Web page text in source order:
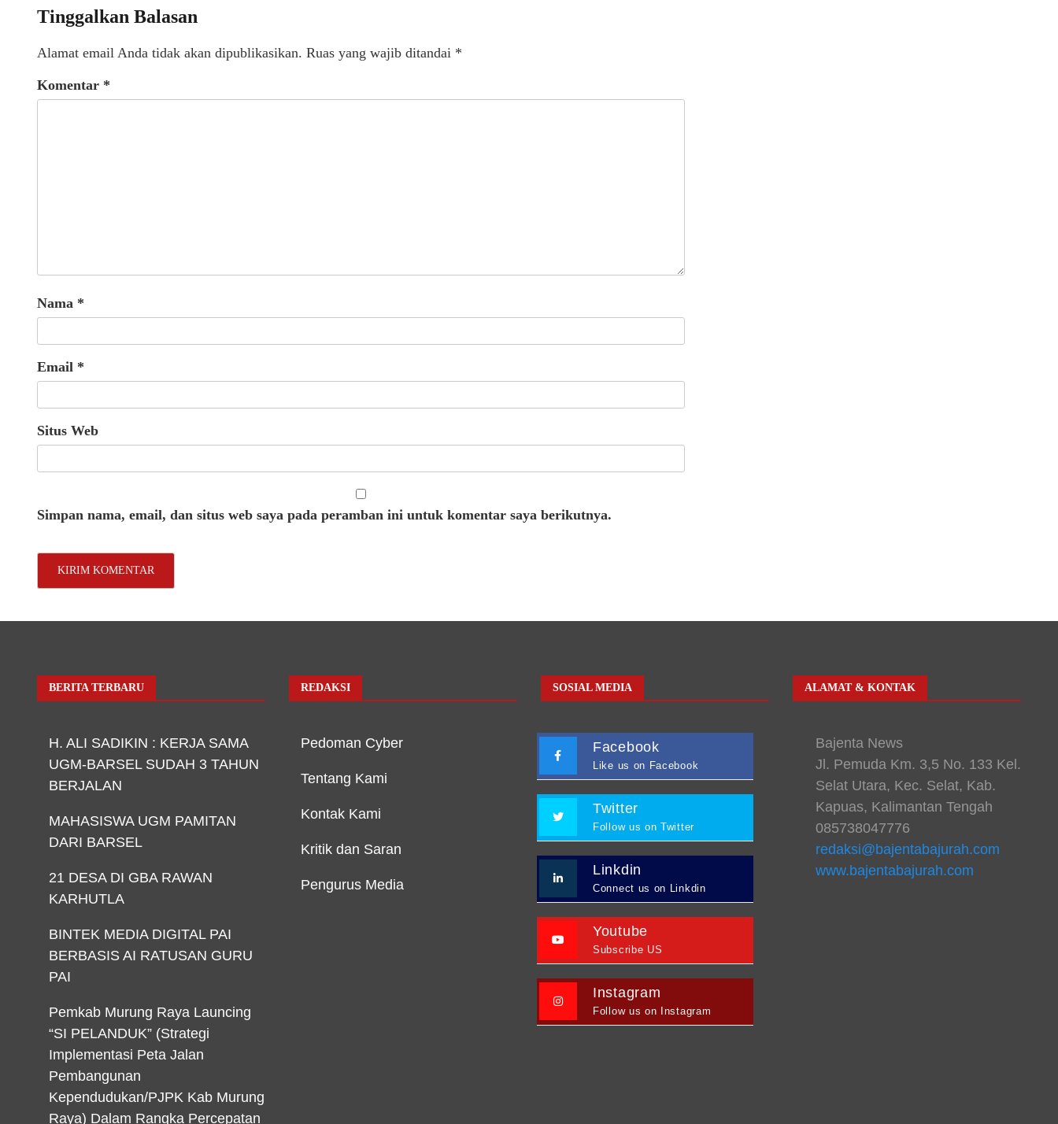
Tinggalkan Balasan
Alamat email Anda tidak akan dipublikasikan. Ruas yang wajib ditandai *
Komentar *
Nama *
Email *
Situs Web
Simpan nama, email, dan situs web saya pada peramban ini untuk komentar saya berikutnya.
BERITA TERBARU
H. ALI SADIKIN : KERJA SAMA
UGM-BARSEL SUDAH 3 TAHUN
BERJALAN
MAHASISWA UGM PAMITAN
DARI BARSEL
21 DESA DI GBA RAWAN
KARHUTLA
BINTEK MEDIA DIGITAL PAI
BERBASIS AI RATUSAN GURU
PAI
Pemkab Murung Raya Launcing
“SI PELANDUK” (Strategi
Implementasi Peta Jalan
Pembangunan
Kependudukan/PJPK Kab Murung
Raya) Dalam Rangka Percepatan
REDAKSI
Pedoman Cyber
Tentang Kami
Kontak Kami
Kritik dan Saran
Pengurus Media
SOSIAL MEDIA
Facebook
Like us on Facebook
Twitter
Follow us on Twitter
Linkdin
Connect us on Linkdin
Youtube
Subscribe US
Instagram
Follow us on Instagram
ALAMAT & KONTAK
Bajenta News
Jl. Pemuda Km. 3,5 No. 133 Kel.
Selat Utara, Kec. Selat, Kab.
Kapuas, Kalimantan Tengah
085738047776
redaksi@bajentabajurah.com
www.bajentabajurah.com